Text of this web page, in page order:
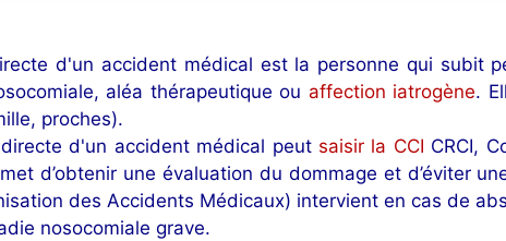
d'un accident médical est la personne qui subit
aléa thérapeutique ou affection iatrogène.
proches).
d'un accident médical peut saisir la CCI CRCI,
d’obtenir une évaluation du dommage et d’éviter
des Accidents Médicaux) intervient en cas de
nosocomiale grave.